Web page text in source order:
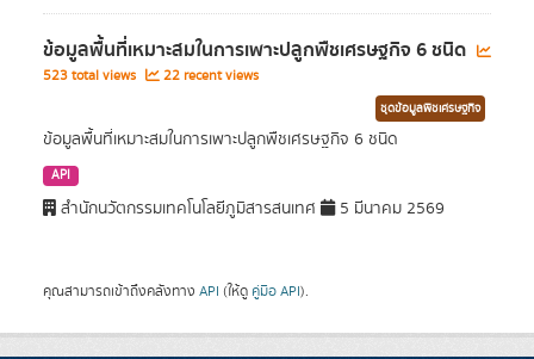
ข้อมูลพื้นที่เหมาะสมในการเพาะปลูกพืชเศรษฐกิจ 6 ชนิด
523 total views 22 recent views
ชุดข้อมูลพืชเศรษฐกิจ
ข้อมูลพื้นที่เหมาะสมในการเพาะปลูกพืชเศรษฐกิจ 6 ชนิด
API
สำนักนวัตกรรมเทคโนโลยีภูมิสารสนเทศ 5 มีนาคม 2569
คุณสามารถเข้าถึงคลังทาง API (ให้ดู คู่มือ API).